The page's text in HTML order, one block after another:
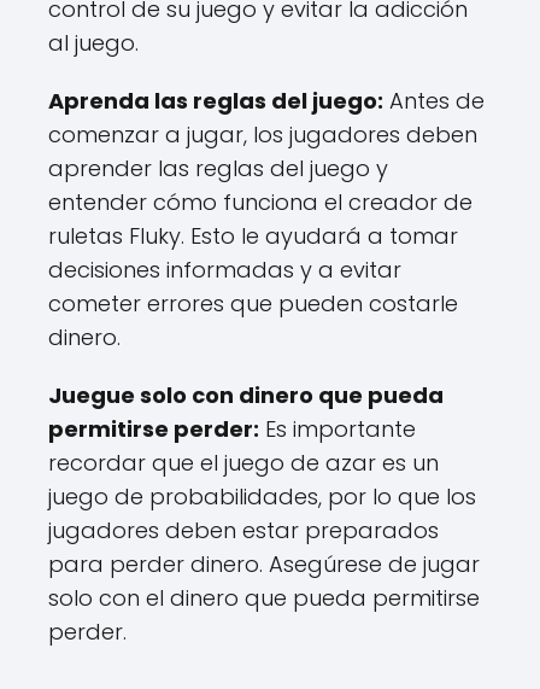
control de su juego y evitar la adicción
al juego.
Aprenda las reglas del juego: Antes de
comenzar a jugar, los jugadores deben
aprender las reglas del juego y
entender cómo funciona el creador de
ruletas Fluky. Esto le ayudará a tomar
decisiones informadas y a evitar
cometer errores que pueden costarle
dinero.
Juegue solo con dinero que pueda
permitirse perder: Es importante
recordar que el juego de azar es un
juego de probabilidades, por lo que los
jugadores deben estar preparados
para perder dinero. Asegúrese de jugar
solo con el dinero que pueda permitirse
perder.